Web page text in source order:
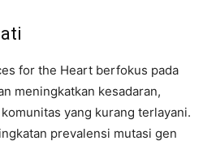
for the Heart berfokus pada
meningkatkan kesadaran,
yang kurang terlayani.
prevalensi mutasi gen